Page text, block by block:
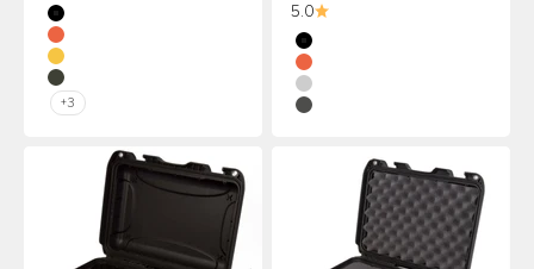
Kleur
Zwart
Oranje
Geel
Olijf
+3
5.0
Kleur
Zwart
Oranje
Zilver
Grafiet